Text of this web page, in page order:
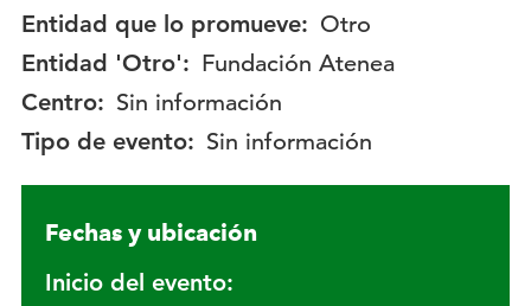
Entidad que lo promueve: Otro
Entidad 'Otro': Fundación Atenea
Centro: Sin información
Tipo de evento: Sin información
Fechas y ubicación
Inicio del evento: